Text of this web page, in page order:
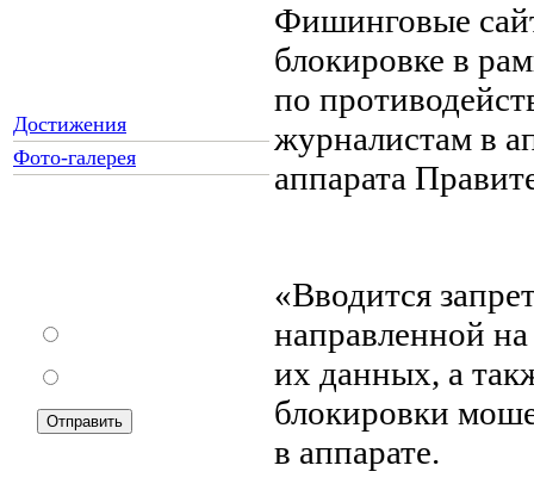
Достижения
Фото-галерея
Фишинговые
блокировке в
по
журналистам в
аппарата
«Вводится
направленной
их данных, а
блокировки
в аппарате.